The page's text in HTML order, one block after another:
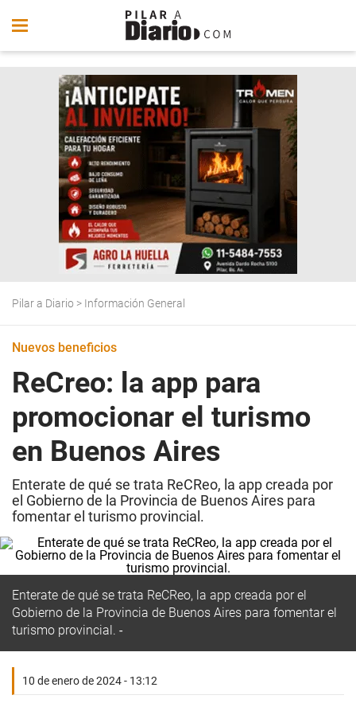
Pilar a Diario > Información General
Nuevos beneficios
ReCreo: la app para
promocionar el turismo
en Buenos Aires
Enterate de qué se trata ReCReo, la app creada por
el Gobierno de la Provincia de Buenos Aires para
fomentar el turismo provincial.
Enterate de qué se trata ReCReo, la app creada por el
Gobierno de la Provincia de Buenos Aires para fomentar el
turismo provincial.
10 de enero de 2024 - 13:12